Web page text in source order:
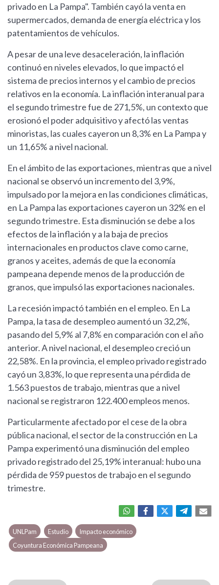
privado en La Pampa". También cayó la venta en
supermercados, demanda de energía eléctrica y los
patentamientos de vehículos.
A pesar de una leve desaceleración, la inflación
continuó en niveles elevados, lo que impactó el
sistema de precios internos y el cambio de precios
relativos en la economía. La inflación interanual para
el segundo trimestre fue de 271,5%, un contexto que
erosionó el poder adquisitivo y afectó las ventas
minoristas, las cuales cayeron un 8,3% en La Pampa y
un 11,65% a nivel nacional.
En el ámbito de las exportaciones, mientras que a nivel
nacional se observó un incremento del 3,9%,
impulsado por la mejora en las condiciones climáticas,
en La Pampa las exportaciones cayeron un 32% en el
segundo trimestre. Esta disminución se debe a los
efectos de la inflación y a la baja de precios
internacionales en productos clave como carne,
granos y aceites, además de que la economía
pampeana depende menos de la producción de
granos, que impulsó las exportaciones nacionales.
La recesión impactó también en el empleo. En La
Pampa, la tasa de desempleo aumentó un 32,2%,
pasando del 5,9% al 7,8% en comparación con el año
anterior. A nivel nacional, el desempleo creció un
22,58%. En la provincia, el empleo privado registrado
cayó un 3,83%, lo que representa una pérdida de
1.563 puestos de trabajo, mientras que a nivel
nacional se registraron 122.400 empleos menos.
Particularmente afectado por el cese de la obra
pública nacional, el sector de la construcción en La
Pampa experimentó una disminución del empleo
privado registrado del 25,19% interanual: hubo una
pérdida de 959 puestos de trabajo en el segundo
trimestre.
UNLPam Estudio
Impacto económico
Coyuntura Económica Pampeana